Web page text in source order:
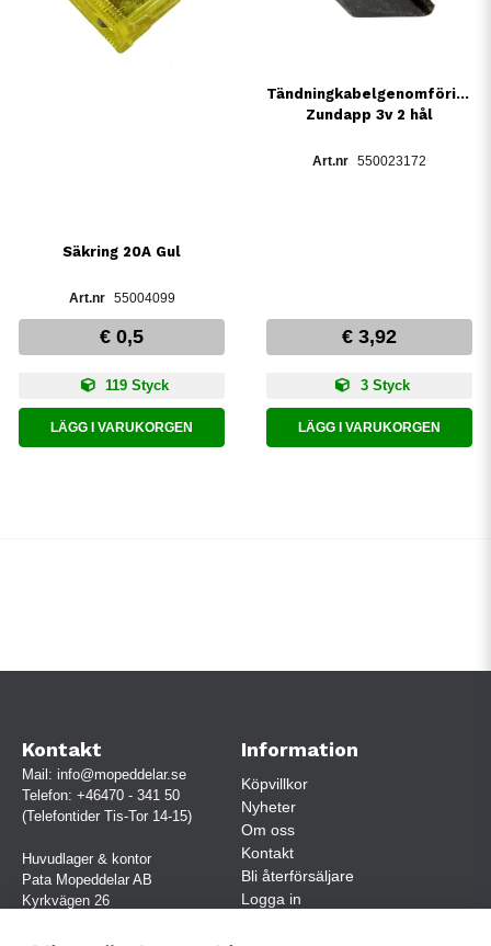
Säkring 20A Gul
55004099
€ 0,5
119 Styck
LÄGG I VARUKORGEN
Tändningkabelgenomföring
Zundapp 3v 2 hål
550023172
€ 3,92
3 Styck
LÄGG I VARUKORGEN
Kontakt
Mail: info@mopeddelar.se
Telefon: +46470 - 341 50
(Telefontider Tis-Tor 14-15)
Huvudlager & kontor
Pata Mopeddelar AB
Kyrkvägen 26
(OBS. Endast förbokade besök)
Information
Köpvillkor
Nyheter
Om oss
Kontakt
Bli återförsäljare
Logga in